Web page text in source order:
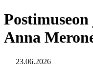
Anna
23.06.2026